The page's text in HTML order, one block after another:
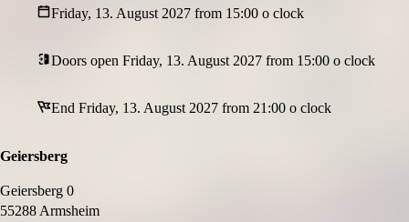
direkt zum Eventgelände für euch inklusive. Sichert euch jetzt
Berg zum Beben bringen. Es wird laut, es wird dreckig, es wird
Friday, 13. August 2027 from 15:00 o clock
Doors open Friday, 13. August 2027 from 15:00 o clock
End Friday, 13. August 2027 from 21:00 o clock
Geiersberg
Geiersberg 0
55288 Armsheim